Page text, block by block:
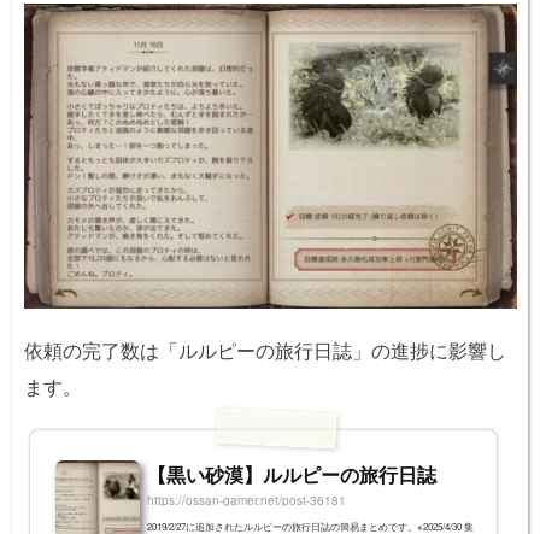
依頼の完了数は「ルルピーの旅行日誌」の進捗に影響し
ます。
【黒い砂漠】ルルピーの旅行日誌
https://ossan-gamer.net/post-36181
2019/2/27に追加されたルルピーの旅行日誌の簡易まとめです。※2025/4/30 集